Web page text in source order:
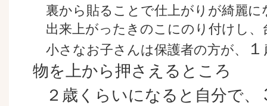
裏から貼ることで仕上がりが綺麗に
出来上がったきのこにのり付けし、
小さなお子さんは保護者の方が、
物を上から押さえるところ
２歳くらいになると自分で、